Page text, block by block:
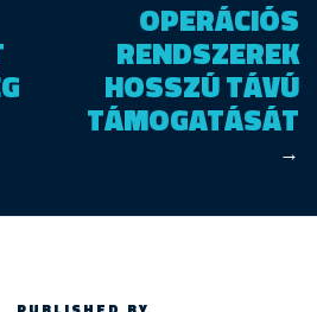
OPERÁCIÓS
RENDSZEREK
HOSSZÚ TÁVÚ
TÁMOGATÁSÁT
→